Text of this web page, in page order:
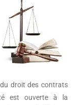
droit des contrats
est ouverte à la